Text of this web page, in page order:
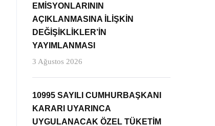
EMİSYONLARININ
AÇIKLANMASINA İLİŞKİN
DEĞİŞİKLİKLER’İN
YAYIMLANMASI
3 Ağustos 2026
10995 SAYILI CUMHURBAŞKANI
KARARI UYARINCA
UYGULANACAK ÖZEL TÜKETİM